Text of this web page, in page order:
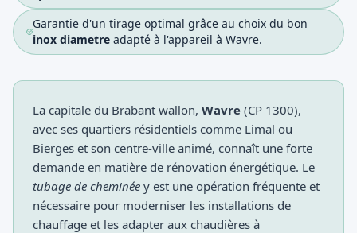
Garantie d'un tirage optimal grâce au choix du bon
inox diametre adapté à l'appareil à Wavre.
La capitale du Brabant wallon, Wavre (CP 1300),
avec ses quartiers résidentiels comme Limal ou
Bierges et son centre-ville animé, connaît une forte
demande en matière de rénovation énergétique. Le
tubage de cheminée y est une opération fréquente et
nécessaire pour moderniser les installations de
chauffage et les adapter aux chaudières à